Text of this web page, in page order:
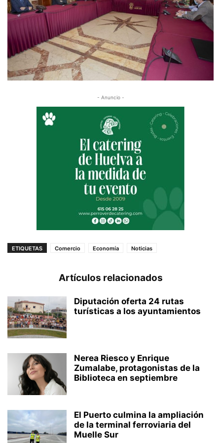
- Anuncio -
ETIQUETAS Comercio Economía Noticias
Artículos relacionados
Diputación oferta 24 rutas
turísticas a los ayuntamientos
Nerea Riesco y Enrique
Zumalabe, protagonistas de la
Biblioteca en septiembre
El Puerto culmina la ampliación
de la terminal ferroviaria del
Muelle Sur